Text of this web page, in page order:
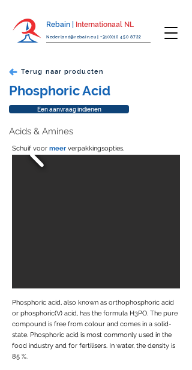
Rebain | Internationaal NL
Nederland@rebain.eu | +31(0)10 450 8722
Terug naar producten
Phosphoric Acid
Een aanvraag indienen
Acids & Amines
Schuif voor meer verpakkingsopties.
Phosphoric acid, also known as orthophosphoric acid
or phosphoric(V) acid, has the formula H3PO. The pure
compound is free from colour and comes in a solid-
state. Phosphoric acid is most commonly used in the
food industry and for fertilisers. In water, the density is
85 %.